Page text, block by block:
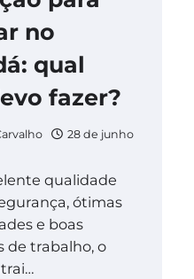
no
qual
fazer?
28 de junho
qualidade
ótimas
e boas
de trabalho, o